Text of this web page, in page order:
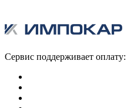
Сервис поддерживает оплату: